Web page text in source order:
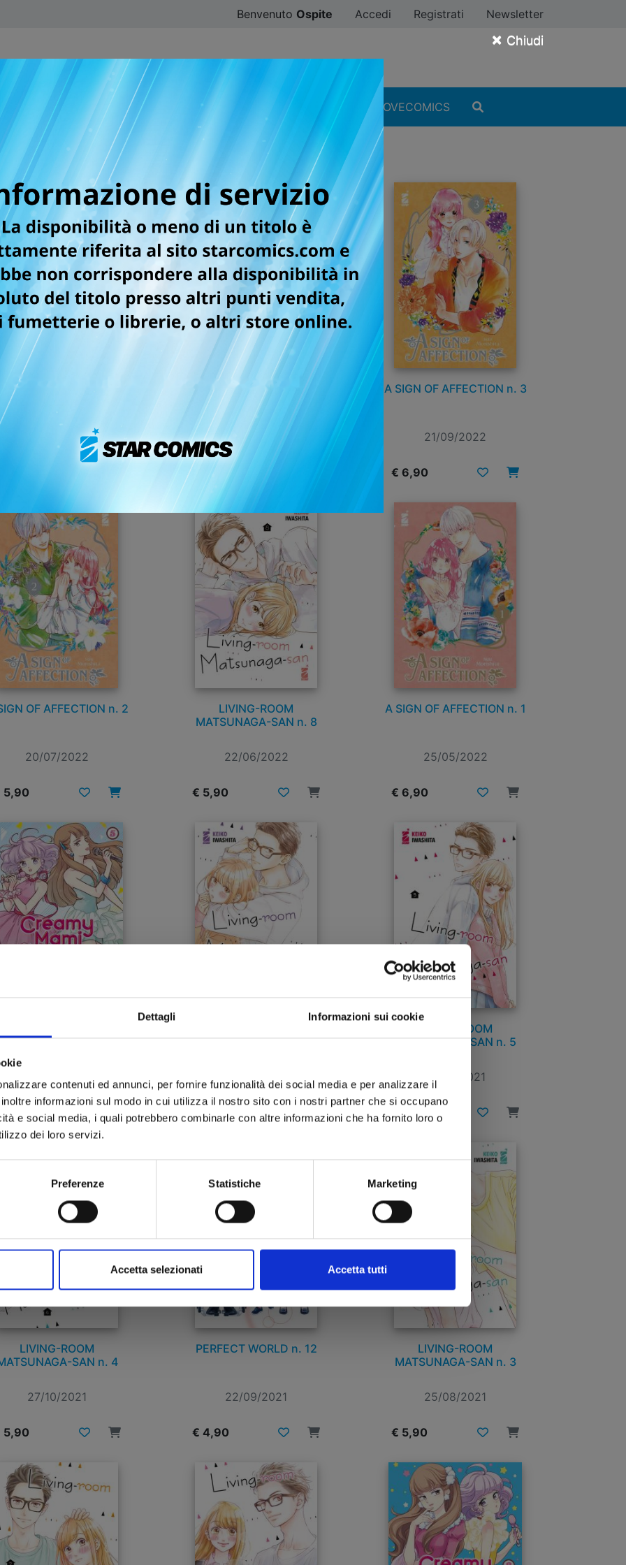
Dettagli Informazioni sui cookie
contenuti ed annunci, per fornire funzionalità dei social media e per analizzare il
informazioni sul modo in cui utilizza il nostro sito con i nostri partner che si occupano
e social media, i quali potrebbero combinarle con altre informazioni che ha fornito loro o
dei loro servizi.
Preferenze Statistiche Marketing
Accetta selezionati Accetta tutti
× Chiudi
Benvenuto Ospite Accedi Registrati Newsletter
SFOGLIA ONLINE DIGISTAR #ILOVEMANGA #ILOVECOMICS
testata AMICI
SAN n. 10
23/11/2022
CREAMY MAMI – LA
PRINCIPESSA CAPRICCIOSA
n. 6
26/10/2022
€ 6,50
A SIGN OF AFFECTION n. 3
21/09/2022
€ 6,90
OF AFFECTION n. 2
20/07/2022
5,90
LIVING-ROOM
MATSUNAGA-SAN n. 8
22/06/2022
€ 5,90
A SIGN OF AFFECTION n. 1
25/05/2022
€ 6,90
CAPRICCIOSA
6,50
MATSUNAGA-SAN n. 6
23/02/2022
€ 5,90
LIVING-ROOM
MATSUNAGA-SAN n. 5
22/12/2021
€ 5,90
LIVING-ROOM
SAN n. 4
27/10/2021
5,90
PERFECT WORLD n. 12
22/09/2021
€ 4,90
LIVING-ROOM
MATSUNAGA-SAN n. 3
25/08/2021
€ 5,90